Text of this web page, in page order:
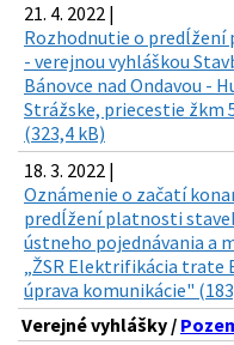
21. 4. 2022 |
Rozhodnutie o
- verejnou vyhláškou
Bánovce nad Ondavou -
Strážske, priecestie žkm
(323,4 kB)
18. 3. 2022 |
Oznámenie o začatí
predĺžení platnosti
ústneho pojednávania a
„ŽSR Elektrifikácia trate
úprava komunikácie"
Verejné vyhlášky /